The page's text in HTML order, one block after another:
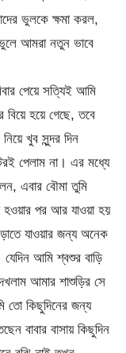
ভুলকে ক্ষমা করল,
আমরা নতুন ভাবে
পেয়ে সত্যিই আমি
হয়ে গেছে, তবে
খুব সুন্দর দিন
পেলাম না। এর মধ্যে
এবার বৌমা তুমি
হওয়ার পর আর যাওয়া হয়
যাওয়ার জন্য অনেক
যেদিন আমি শ্বশুর বাড়ি
আমার শাশুড়ির সে
তো কিছুদিনের জন্য
বাবার বাসায় কিছুদিন